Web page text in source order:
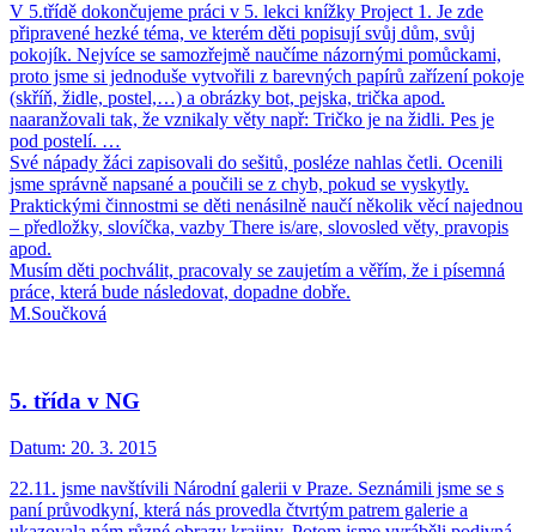
V 5.třídě dokončujeme práci v 5. lekci knížky Project 1. Je zde
připravené hezké téma, ve kterém děti popisují svůj dům, svůj
pokojík. Nejvíce se samozřejmě naučíme názornými pomůckami,
proto jsme si jednoduše vytvořili z barevných papírů zařízení pokoje
(skříň, židle, postel,…) a obrázky bot, pejska, trička apod.
naaranžovali tak, že vznikaly věty např: Tričko je na židli. Pes je
pod postelí. …
Své nápady žáci zapisovali do sešitů, posléze nahlas četli. Ocenili
jsme správně napsané a poučili se z chyb, pokud se vyskytly.
Praktickými činnostmi se děti nenásilně naučí několik věcí najednou
– předložky, slovíčka, vazby There is/are, slovosled věty, pravopis
apod.
Musím děti pochválit, pracovaly se zaujetím a věřím, že i písemná
práce, která bude následovat, dopadne dobře.
M.Součková
5. třída v NG
Datum: 20. 3. 2015
22.11. jsme navštívili Národní galerii v Praze. Seznámili jsme se s
paní průvodkyní, která nás provedla čtvrtým patrem galerie a